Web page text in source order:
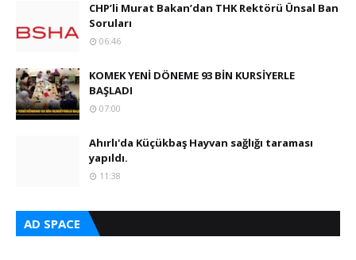
CHP’li Murat Bakan’dan THK Rektörü Ünsal Ban
Soruları
06:46
KOMEK YENİ DÖNEME 93 BİN KURSİYERLE
BAŞLADI
07:00
Ahırlı'da Küçükbaş Hayvan sağlığı taraması
yapıldı.
11:38
AD SPACE